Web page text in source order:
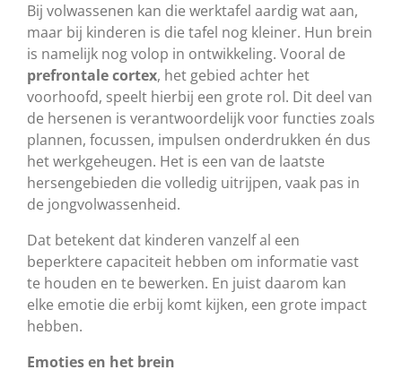
Bij volwassenen kan die werktafel aardig wat aan,
maar bij kinderen is die tafel nog kleiner. Hun brein
is namelijk nog volop in ontwikkeling. Vooral de
prefrontale cortex, het gebied achter het
voorhoofd, speelt hierbij een grote rol. Dit deel van
de hersenen is verantwoordelijk voor functies zoals
plannen, focussen, impulsen onderdrukken én dus
het werkgeheugen. Het is een van de laatste
hersengebieden die volledig uitrijpen, vaak pas in
de jongvolwassenheid.
Dat betekent dat kinderen vanzelf al een
beperktere capaciteit hebben om informatie vast
te houden en te bewerken. En juist daarom kan
elke emotie die erbij komt kijken, een grote impact
hebben.
Emoties en het brein